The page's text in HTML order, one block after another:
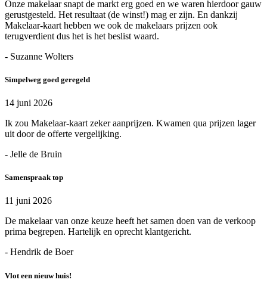
Onze makelaar snapt de markt erg goed en we waren hierdoor gauw
gerustgesteld. Het resultaat (de winst!) mag er zijn. En dankzij
Makelaar-kaart hebben we ook de makelaars prijzen ook
terugverdient dus het is het beslist waard.
- Suzanne Wolters
Simpelweg goed geregeld
14 juni 2026
Ik zou Makelaar-kaart zeker aanprijzen. Kwamen qua prijzen lager
uit door de offerte vergelijking.
- Jelle de Bruin
Samenspraak top
11 juni 2026
De makelaar van onze keuze heeft het samen doen van de verkoop
prima begrepen. Hartelijk en oprecht klantgericht.
- Hendrik de Boer
Vlot een nieuw huis!